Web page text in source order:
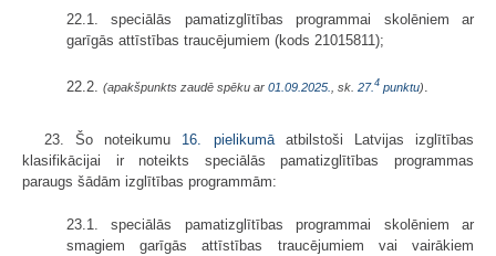
22.1. speciālās pamatizglītības programmai skolēniem ar
garīgās attīstības traucējumiem (kods 21015811);
22.2. (apakšpunkts zaudē spēku ar 01.09.2025. , sk. 27. 4 punktu).
23. Šo noteikumu 16. pielikumāatbilstoši Latvijas izglītības
klasifikācijai ir noteikts speciālās pamatizglītības programmas
paraugs šādām izglītības programmām:
23.1. speciālās pamatizglītības programmai skolēniem ar
smagiem garīgās attīstības traucējumiem vai vairākiem